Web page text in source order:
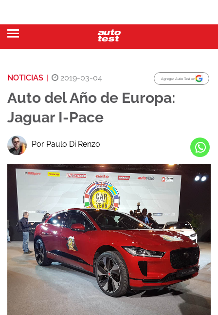
NOTICIAS | 2019-03-04 Agregar Auto Test en
Auto del Año de Europa:
Jaguar I-Pace
Por Paulo Di Renzo